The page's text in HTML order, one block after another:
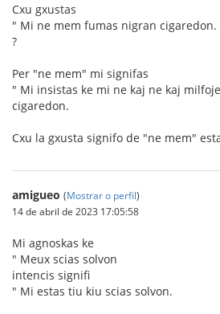
Cxu gxustas
" Mi ne mem fumas nigran cigaredon.
?
Per "ne mem" mi signifas
" Mi insistas ke mi ne kaj ne kaj
cigaredon.
Cxu la gxusta signifo de "ne mem"
amigueo (Mostrar o perfil)
14 de abril de 2023 17:05:58
Mi agnoskas ke
" Meux scias solvon
intencis signifi
" Mi estas tiu kiu scias solvon.